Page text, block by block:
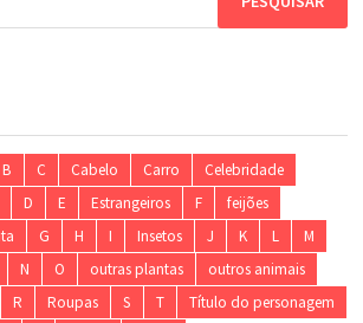
B C Cabelo Carro
Celebridade
D E Estrangeiros F
feijões
G H I Insetos J K L
M
N O outras plantas
outros animais
R Roupas S T
Título do personagem